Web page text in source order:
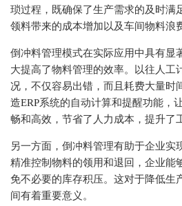
琐过程，既确保了生产需求的及时满
领料带来的成本增加以及车间物料浪
倒冲料管理模式在实际应用中具有显
大提高了物料管理的效率。以往人工
况，不仅容易出错，而且耗费大量时
造ERP系统的自动计算和提醒功能，
畅和高效，节省了人力成本，提升了
另一方面，倒冲料管理有助于企业实
精准控制物料的领用和退回，企业能
免不必要的库存积压。这对于降低生
间有着重要意义。